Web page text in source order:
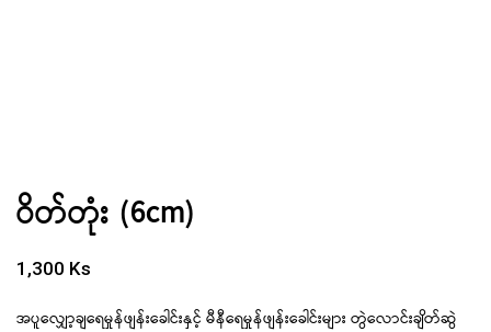
ဝိတ်တုံး (6cm)
1,300 Ks
အပူလျှော့ချရေမှုန်ဖျန်းခေါင်းနှင့် မီနီရေမှုန်ဖျန်းခေါင်းများ တွဲလောင်းချိတ်ဆွဲ